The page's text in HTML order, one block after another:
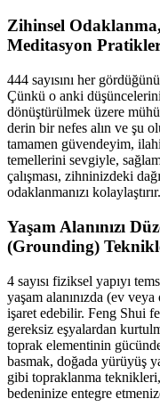
Zihinsel
Meditasyon
444 sayısını her
Çünkü o anki
dönüştürülmek üzere
derin bir nefes alın ve şu
tamamen güvendeyim,
temellerini sevgiyle,
çalışması, zihninizdeki
odaklanmanızı kolaylaştırır.
Yaşam Alanınızı
(Grounding)
4 sayısı fiziksel yapıyı
yaşam alanınızda (ev
işaret edebilir. Feng Shui
gereksiz eşyalardan
toprak elementinin
basmak, doğada yürüyüş
gibi topraklanma
bedeninize entegre